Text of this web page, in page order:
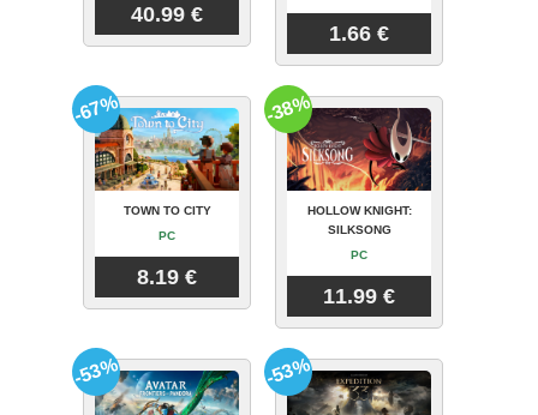
40.99 €
1.66 €
TOWN TO CITY
PC
8.19 €
-67%
HOLLOW KNIGHT:
SILKSONG
PC
11.99 €
-38%
-53% -53%